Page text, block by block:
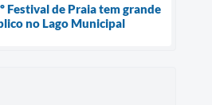
Festival de Praia tem grande
no Lago Municipal